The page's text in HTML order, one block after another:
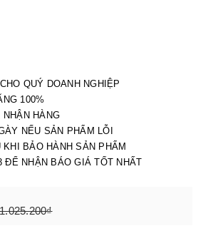
QUÝ DOANH NGHIỆP
100%
HÀNG
NẾU SẢN PHẨM LỖI
BẢO HÀNH SẢN PHẨM
ĐỂ NHẬN BÁO GIÁ TỐT NHẤT
1.025.200₫